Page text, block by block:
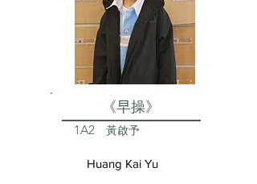
《早操》
1A2 黃啟予
Huang Kai Yu